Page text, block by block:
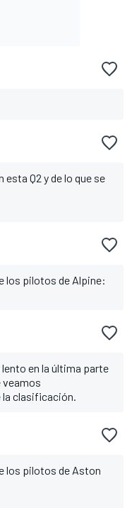
Q2 y de lo que se
los pilotos de Alpine:
en la última parte
veamos
la clasificación.
los pilotos de Aston